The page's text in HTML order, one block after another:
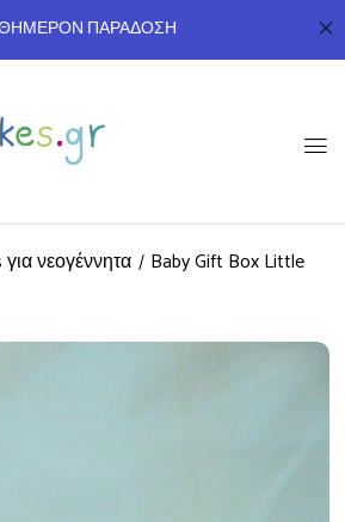
ΠΑΡΑΔΟΣΗ
νεογέννητα
Baby Gift Box Little